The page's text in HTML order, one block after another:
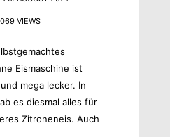
VIEWS
Eismaschine ist
mega lecker. In
es diesmal alles für
Zitroneneis. Auch